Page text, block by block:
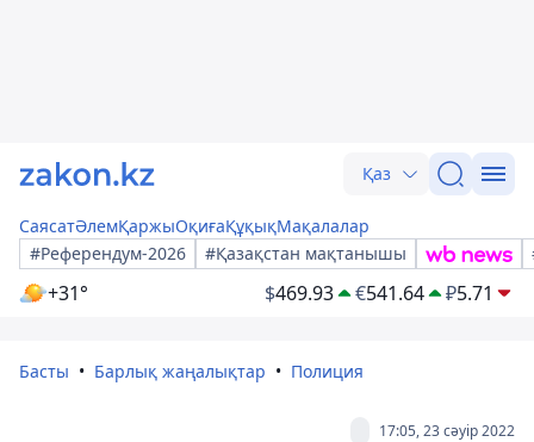
Қаз
СаясатӘлемҚаржыОқиғаҚұқықМақалалар
#Референдум-2026
#Қазақстан мақтанышы
+31° $469.93 €541.64 ₽5.71
Басты Барлық жаңалықтар Полиция
17:05, 23 сәуір 2022